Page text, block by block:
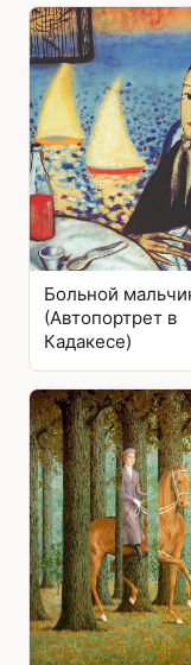
Больной
(Автопортрет в
Кадакесе)